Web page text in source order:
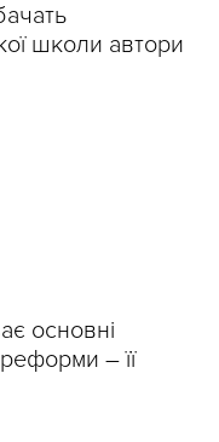
школи автори
основні
реформи – її